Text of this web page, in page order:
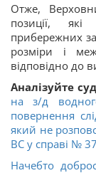
Отже,
позиції, які
прибережних
розміри і
відповідно до
Аналізуйте
на з/д
повернення
який не
ВС у справі №
Начебто